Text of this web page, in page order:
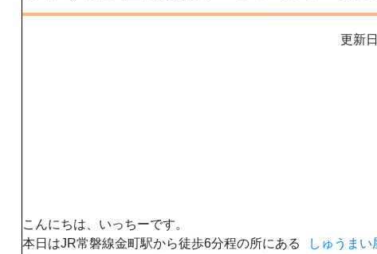
更新
こんにちは、いっちーです。
本日はJR常磐線金町駅から徒歩6分程の所にある
しゅうまい